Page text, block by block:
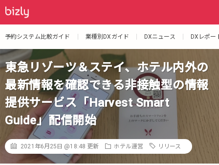
予約システム比較ガイド 業種別DXガイド DXニュース DXレポー
東急リゾーツ＆ステイ、ホテル内外の
最新情報を確認できる非接触型の情報
提供サービス「Harvest Smart
Guide」配信開始
2021年6月25日 @18:48 更新 ホテル運営 リリース